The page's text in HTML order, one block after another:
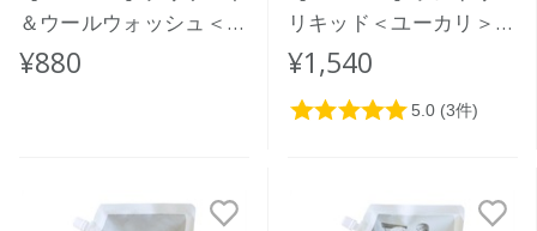
＆ウールウォッシュ＜お
しゃれ着用＞ 500ｍL
¥880
リキッド＜ユーカリ＞リ
フィルパック1L
¥1,540